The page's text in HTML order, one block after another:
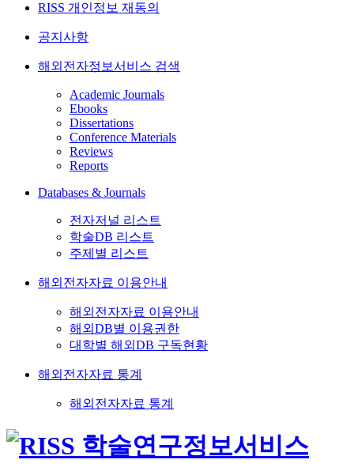
RISS 개인정보 재동의
공지사항
해외전자정보서비스 검색
Academic Journals
Ebooks
Dissertations
Conference Materials
Reviews
Reports
Databases & Journals
전자저널 리스트
학술DB 리스트
주제별 리스트
해외전자자료 이용안내
해외전자자료 이용안내
해외DB별 이용권한
대학별 해외DB 구독현황
해외전자자료 통계
해외전자자료 통계